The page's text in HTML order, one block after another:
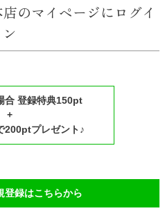
のマイページにログイ
ン
合 登録特典150pt
+
200ptプレゼント♪
登録はこちらから